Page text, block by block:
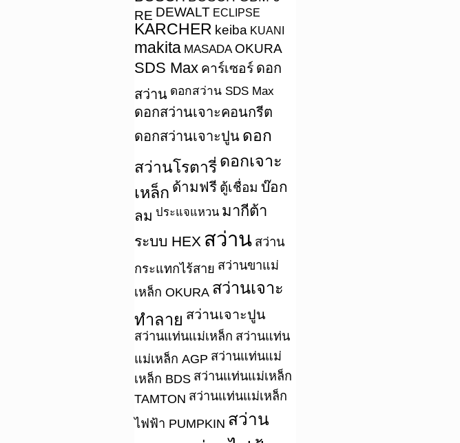
RE DEWALT ECLIPSE
KARCHER keiba KUANI
makita MASADA OKURA
SDS Max คาร์เซอร์ ดอก
สว่าน ดอกสว่าน SDS Max
ดอกสว่านเจาะคอนกรีต
ดอกสว่านเจาะปูน ดอก
สว่านโรตารี่ ดอกเจาะ
เหล็ก ด้ามฟรี ตู้เชื่อม บ๊อก
ลม ประแจแหวน มากีต้า
ระบบ HEX สว่าน สว่าน
กระแทกไร้สาย สว่านขาแม่
เหล็ก OKURA สว่านเจาะ
ทำลาย สว่านเจาะปูน
สว่านแท่นแม่เหล็ก สว่านแท่น
แม่เหล็ก AGP สว่านแท่นแม่
เหล็ก BDS สว่านแท่นแม่เหล็ก
TAMTON สว่านแท่นแม่เหล็ก
ไฟฟ้า PUMPKIN สว่าน